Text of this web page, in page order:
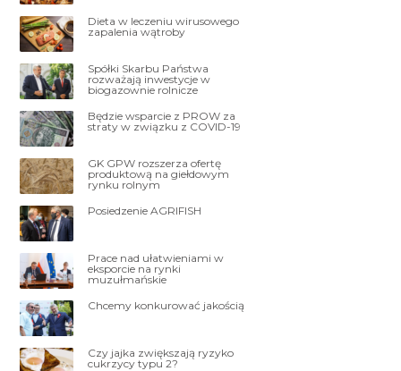
Dieta w leczeniu wirusowego
zapalenia wątroby
Spółki Skarbu Państwa
rozważają inwestycje w
biogazownie rolnicze
Będzie wsparcie z PROW za
straty w związku z COVID-19
GK GPW rozszerza ofertę
produktową na giełdowym
rynku rolnym
Posiedzenie AGRIFISH
Prace nad ułatwieniami w
eksporcie na rynki
muzułmańskie
Chcemy konkurować jakością
Czy jajka zwiększają ryzyko
cukrzycy typu 2?